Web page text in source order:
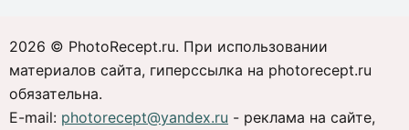
2026 © PhotoRecept.ru. При использовании
материалов сайта, гиперссылка на photorecept.ru
обязательна.
E-mail: photorecept@yandex.ru - реклама на сайте,